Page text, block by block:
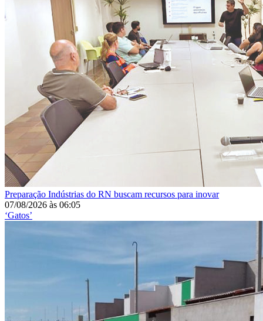
Preparação Indústrias do RN buscam recursos para inovar
07/08/2026 às 06:05
‘Gatos’